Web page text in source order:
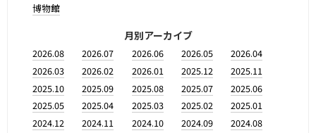
博物館
月別アーカイブ
2026.08 2026.07 2026.06 2026.05
2026.04
2026.03
2026.02 2026.01 2025.12
2025.11
2025.10
2025.09 2025.08 2025.07
2025.06
2025.05
2025.04 2025.03 2025.02
2025.01
2024.12
2024.11 2024.10 2024.09
2024.08